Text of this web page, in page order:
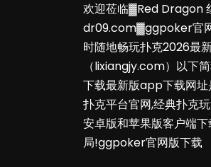
欢迎莅临▓Red Dragon
dr09.com▓ggpoker官
时随地畅玩扑克2026最
（lixiangjy.com）以下
下载最新版app下载网
扑克平台官网,经典扑克
安卓版和苹果版客户端
局!ggpoker官网版下载